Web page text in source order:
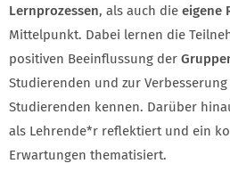
Lernprozessen, als auch die eigene
Mittelpunkt. Dabei lernen die
positiven Beeinflussung der
Studierenden und zur
Studierenden kennen. Darüber
als Lehrende*r reflektiert und ein
Erwartungen thematisiert.